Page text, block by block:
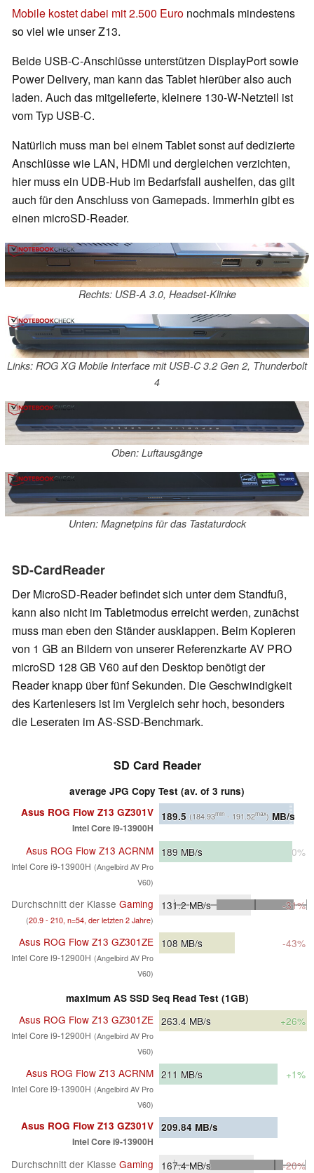
Mobile kostet dabei mit 2.500 Euro nochmals mindestens
so viel wie unser Z13.
Beide USB-C-Anschlüsse unterstützen DisplayPort sowie
Power Delivery, man kann das Tablet hierüber also auch
laden. Auch das mitgelieferte, kleinere 130-W-Netzteil ist
vom Typ USB-C.
Natürlich muss man bei einem Tablet sonst auf dedizierte
Anschlüsse wie LAN, HDMI und dergleichen verzichten,
hier muss ein UDB-Hub im Bedarfsfall aushelfen, das gilt
auch für den Anschluss von Gamepads. Immerhin gibt es
einen microSD-Reader.
Rechts: USB-A 3.0, Headset-Klinke
Links: ROG XG Mobile Interface mit USB-C 3.2 Gen 2, Thunderbolt
4
Oben: Luftausgänge
Unten: Magnetpins für das Tastaturdock
SD-CardReader
Der MicroSD-Reader befindet sich unter dem Standfuß,
kann also nicht im Tabletmodus erreicht werden, zunächst
muss man eben den Ständer ausklappen. Beim Kopieren
von 1 GB an Bildern von unserer Referenzkarte AV PRO
microSD 128 GB V60 auf den Desktop benötigt der
Reader knapp über fünf Sekunden. Die Geschwindigkeit
des Kartenlesers ist im Vergleich sehr hoch, besonders
die Leseraten im AS-SSD-Benchmark.
SD Card Reader
average JPG Copy Test (av. of 3 runs)
Asus ROG Flow Z13 GZ301V
Intel Core i9-13900H
189.5 (184.93min - 191.52max) MB/s
Asus ROG Flow Z13 ACRNM
Intel Core i9-13900H (Angelbird AV Pro
V60)
189 MB/s 0%
Durchschnitt der Klasse Gaming
(20.9 - 210, n=54, der letzten 2 Jahre)
131.2MB/s -31%
Asus ROG Flow Z13 GZ301ZE
Intel Core i9-12900H (Angelbird AV Pro
V60)
108 MB/s -43%
maximum AS SSD Seq Read Test (1GB)
Asus ROG Flow Z13 GZ301ZE
Intel Core i9-12900H (Angelbird AV Pro
V60)
263.4 MB/s +26%
Asus ROG Flow Z13 ACRNM
Intel Core i9-13900H (Angelbird AV Pro
V60)
211 MB/s +1%
Asus ROG Flow Z13 GZ301V
Intel Core i9-13900H
209.84 MB/s
Durchschnitt der Klasse Gaming 167.4MB/s -20%